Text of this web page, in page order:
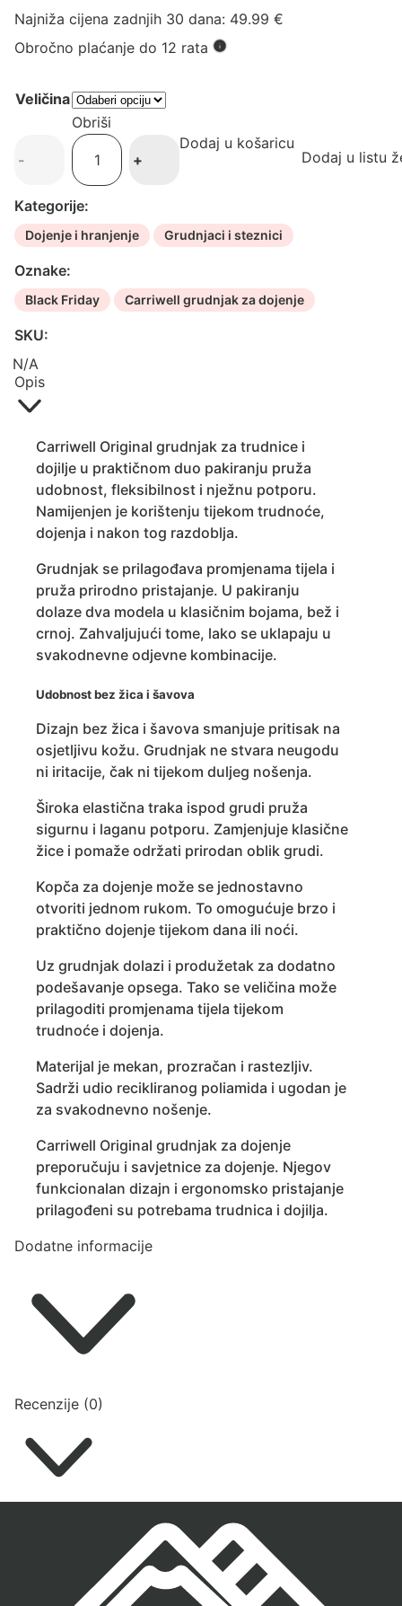
Najniža cijena zadnjih 30 dana: 49.99 €
Obročno plaćanje do 12 rata
Veličina
Obriši
Carriwell
Original
za
trudnice
dojilje,
2
kom
količina
- +
Dodaj u košaricu
Dodaj u listu
Kategorije:
Dojenje i hranjenje Grudnjaci i steznici
Oznake:
Black Friday Carriwell grudnjak za dojenje
SKU:
N/A
Opis
Carriwell Original grudnjak za trudnice i
dojilje u praktičnom duo pakiranju pruža
udobnost, fleksibilnost i nježnu potporu.
Namijenjen je korištenju tijekom trudnoće,
dojenja i nakon tog razdoblja.
Grudnjak se prilagođava promjenama tijela i
pruža prirodno pristajanje. U pakiranju
dolaze dva modela u klasičnim bojama, bež i
crnoj. Zahvaljujući tome, lako se uklapaju u
svakodnevne odjevne kombinacije.
Udobnost bez žica i šavova
Dizajn bez žica i šavova smanjuje pritisak na
osjetljivu kožu. Grudnjak ne stvara neugodu
ni iritacije, čak ni tijekom duljeg nošenja.
Široka elastična traka ispod grudi pruža
sigurnu i laganu potporu. Zamjenjuje klasične
žice i pomaže održati prirodan oblik grudi.
Kopča za dojenje može se jednostavno
otvoriti jednom rukom. To omogućuje brzo i
praktično dojenje tijekom dana ili noći.
Uz grudnjak dolazi i produžetak za dodatno
podešavanje opsega. Tako se veličina može
prilagoditi promjenama tijela tijekom
trudnoće i dojenja.
Materijal je mekan, prozračan i rastezljiv.
Sadrži udio recikliranog poliamida i ugodan je
za svakodnevno nošenje.
Carriwell Original grudnjak za dojenje
preporučuju i savjetnice za dojenje. Njegov
funkcionalan dizajn i ergonomsko pristajanje
prilagođeni su potrebama trudnica i dojilja.
Dodatne informacije
Recenzije (0)